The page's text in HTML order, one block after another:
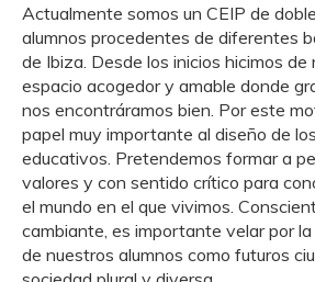
Actualmente somos un CEIP de
alumnos procedentes de diferentes
de Ibiza. Desde los inicios hicimos de
espacio acogedor y amable donde
nos encontráramos bien. Por este
papel muy importante al diseño de
educativos. Pretendemos formar a
valores y con sentido crítico para
el mundo en el que vivimos.
cambiante, es importante velar por
de nuestros alumnos como futuros